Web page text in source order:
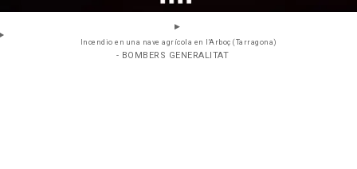
Incendio en una nave agrícola en l'Arboç (Tarragona)
- BOMBERS GENERALITAT